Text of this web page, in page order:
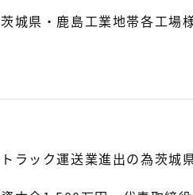
茨城県・鹿島工業地帯各工
トラック運送業進出の為茨